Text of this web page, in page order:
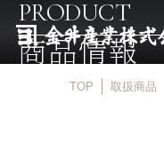
PRODUCT
商品情報
TOP 取扱商品